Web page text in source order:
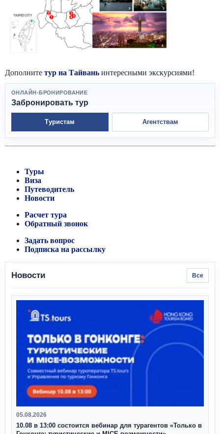
Дополните тур на Тайвань интересными экскурсиями!
ОНЛАЙН-БРОНИРОВАНИЕ
Забронировать тур
Туристам Агентствам
Туры
Виза
Путеводитель
Новости
Расчет тура
Обратный звонок
Задать вопрос
Подписка на рассылку
Новости Все
05.08.2026
10.08 в 13:00 состоится вебинар для турагентов «Только в